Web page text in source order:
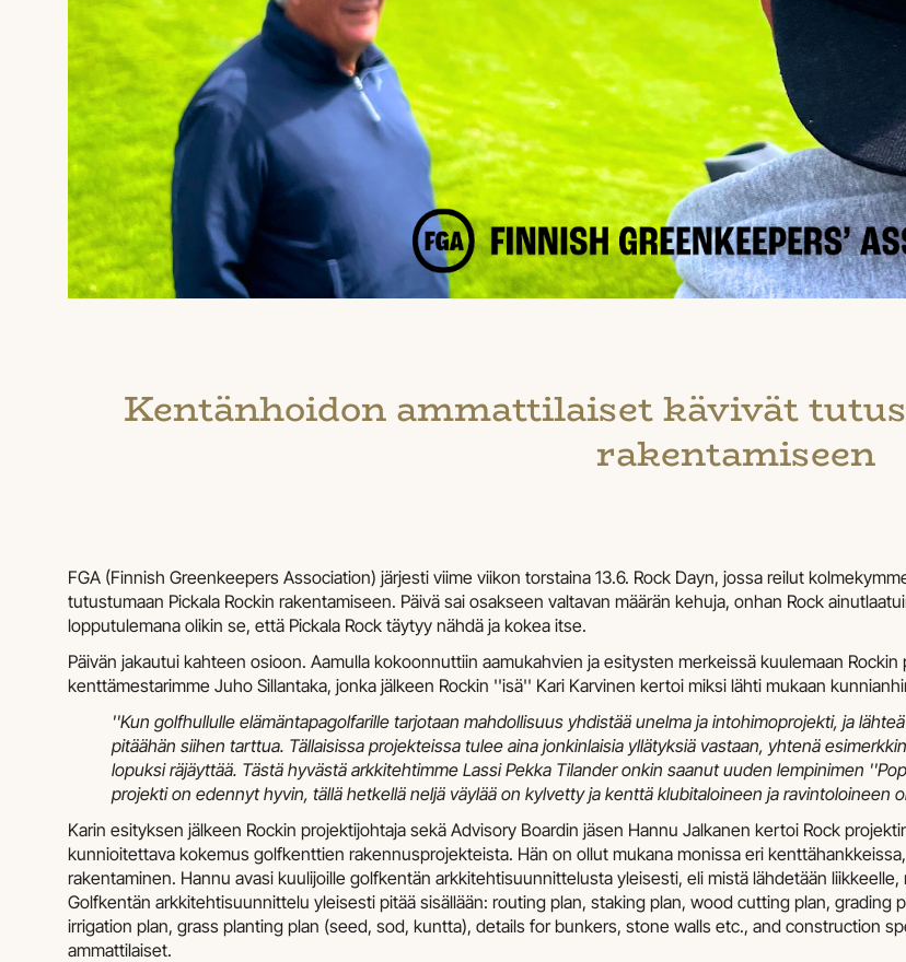
Kentänhoidon ammattilaiset kävivät
rakentamiseen
FGA (Finnish Greenkeepers Association) järjesti viime viikon torstaina 13.6. Rock Dayn, jossa reilut
tutustumaan Pickala Rockin rakentamiseen. Päivä sai osakseen valtavan määrän kehuja, onhan Rock
lopputulemana olikin se, että Pickala Rock täytyy nähdä ja kokea itse.
Päivän jakautui kahteen osioon. Aamulla kokoonnuttiin aamukahvien ja esitysten merkeissä kuulemaan
kenttämestarimme Juho Sillantaka, jonka jälkeen Rockin ''isä'' Kari Karvinen kertoi miksi lähti mukaan
''Kun golfhullulle elämäntapagolfarille tarjotaan mahdollisuus yhdistää unelma ja intohimoprojekti, ja
pitäähän siihen tarttua. Tällaisissa projekteissa tulee aina jonkinlaisia yllätyksiä vastaan, yhtenä
lopuksi räjäyttää. Tästä hyvästä arkkitehtimme Lassi Pekka Tilander onkin saanut uuden lempinimen
projekti on edennyt hyvin, tällä hetkellä neljä väylää on kylvetty ja kenttä klubitaloineen ja ravintoloineen
Karin esityksen jälkeen Rockin projektijohtaja sekä Advisory Boardin jäsen Hannu Jalkanen kertoi Rock
kunnioitettava kokemus golfkenttien rakennusprojekteista. Hän on ollut mukana monissa eri
rakentaminen. Hannu avasi kuulijoille golfkentän arkkitehtisuunnittelusta yleisesti, eli mistä lähdetään
Golfkentän arkkitehtisuunnittelu yleisesti pitää sisällään: routing plan, staking plan, wood cutting plan, grading
irrigation plan, grass planting plan (seed, sod, kuntta), details for bunkers, stone walls etc., and construction
ammattilaiset.